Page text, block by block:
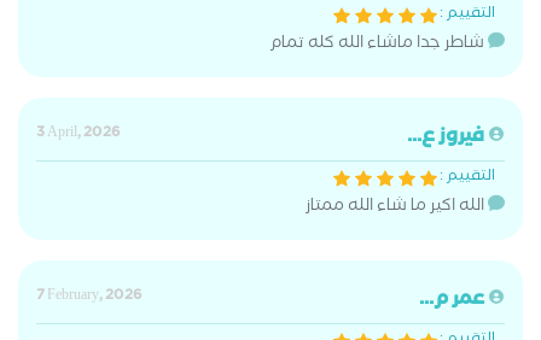
التقييم :
شاطر جدا ماشاء الله كله تمام
فيروز ع...
3 April, 2026
التقييم :
الله اكير ما شاء الله ممتاز
عمر م...
7 February, 2026